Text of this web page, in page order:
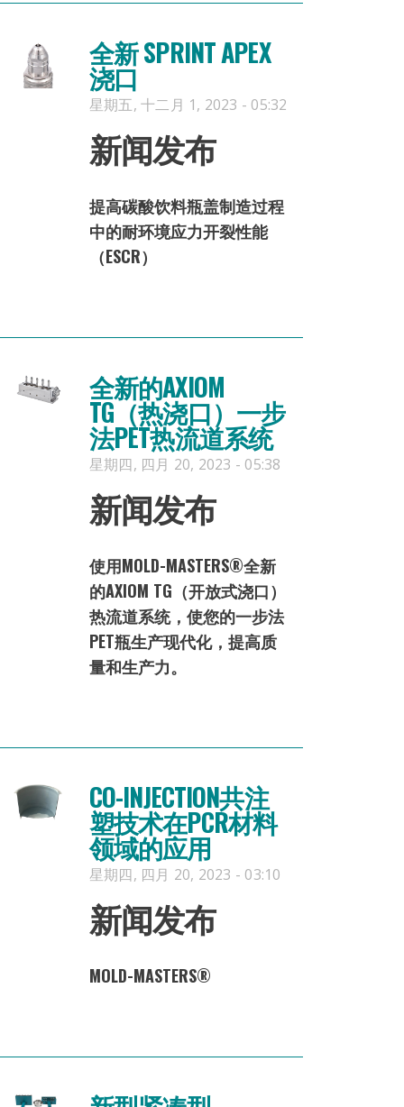
全新 SPRINT APEX
浇口
星期五, 十二月 1, 2023 - 05:32
新闻发布
提高碳酸饮料瓶盖制造过程
中的耐环境应力开裂性能
（ESCR）
全新的AXIOM
TG（热浇口）一步
法PET热流道系统
星期四, 四月 20, 2023 - 05:38
新闻发布
使用MOLD-MASTERS®全新
的AXIOM TG（开放式浇口）
热流道系统，使您的一步法
PET瓶生产现代化，提高质
量和生产力。
CO-INJECTION共注
塑技术在PCR材料
领域的应用
星期四, 四月 20, 2023 - 03:10
新闻发布
MOLD-MASTERS®